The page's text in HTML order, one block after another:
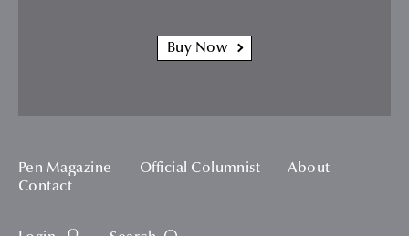
Buy Now
Pen Magazine Official Columnist
About
Contact